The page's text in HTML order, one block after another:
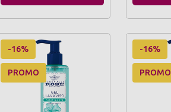
-16%
PROMO
-16%
PROMO